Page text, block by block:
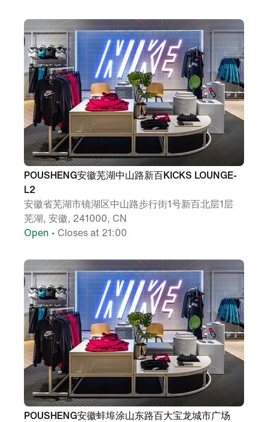
POUSHENG安徽芜湖中山路新百KICKS LOUNGE-
L2
安徽省芜湖市镜湖区中山路步行街1号新百北层1层
芜湖, 安徽, 241000, CN
Open • Closes at 21:00
POUSHENG安徽蚌埠涂山东路百大宝龙城市广场